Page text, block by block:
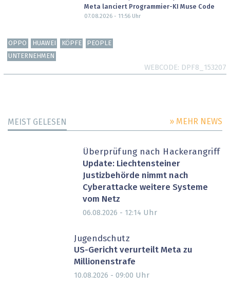
Meta lanciert Programmier-KI Muse Code
07.08.2026 - 11:56Uhr
OPPO HUAWEI KÖPFE
PEOPLE
UNTERNEHMEN
WEBCODE DPF8_153207
MEIST GELESEN » MEHR NEWS
Überprüfung nach Hackerangriff
Update: Liechtensteiner
Justizbehörde nimmt nach
Cyberattacke weitere Systeme
vom Netz
06.08.2026 - 12:14 Uhr
Jugendschutz
US-Gericht verurteilt Meta zu
Millionenstrafe
10.08.2026 - 09:00 Uhr